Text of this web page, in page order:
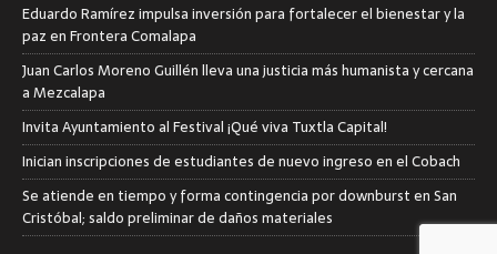
Eduardo Ramírez impulsa inversión para fortalecer el bienestar y la
paz en Frontera Comalapa
Juan Carlos Moreno Guillén lleva una justicia más humanista y cercana
a Mezcalapa
Invita Ayuntamiento al Festival ¡Qué viva Tuxtla Capital!
Inician inscripciones de estudiantes de nuevo ingreso en el Cobach
Se atiende en tiempo y forma contingencia por downburst en San
Cristóbal; saldo preliminar de daños materiales